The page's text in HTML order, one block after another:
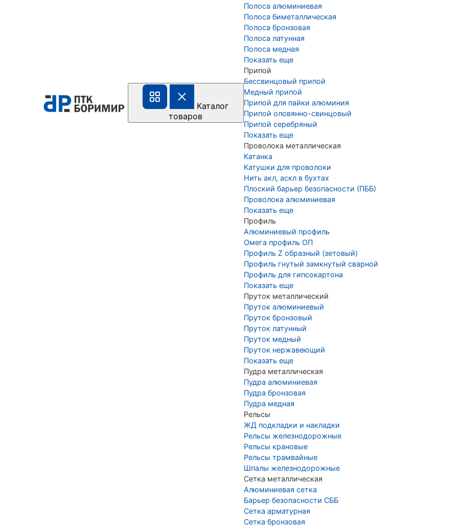
Каталог
товаров
Полоса алюминиевая
Полоса биметаллическая
Полоса бронзовая
Полоса латунная
Полоса медная
Показать еще
Припой
Бессвинцовый припой
Медный припой
Припой для пайки алюминия
Припой оловянно-свинцовый
Припой серебряный
Показать еще
Проволока металлическая
Катанка
Катушки для проволоки
Нить акл, аскл в бухтах
Плоский барьер безопасности (ПББ)
Проволока алюминиевая
Показать еще
Профиль
Алюминиевый профиль
Омега профиль ОП
Профиль Z образный (зетовый)
Профиль гнутый замкнутый сварной
Профиль для гипсокартона
Показать еще
Пруток металлический
Пруток алюминиевый
Пруток бронзовый
Пруток латунный
Пруток медный
Пруток нержавеющий
Показать еще
Пудра металлическая
Пудра алюминиевая
Пудра бронзовая
Пудра медная
Рельсы
ЖД подкладки и накладки
Рельсы железнодорожные
Рельсы крановые
Рельсы трамвайные
Шпалы железнодорожные
Сетка металлическая
Алюминиевая сетка
Барьер безопасности СББ
Сетка арматурная
Сетка бронзовая